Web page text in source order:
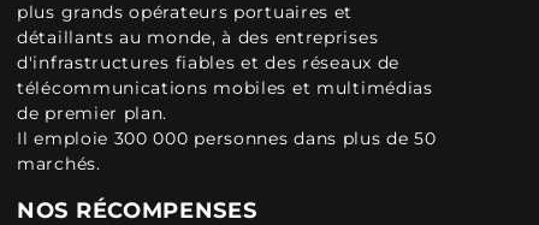
plus grands opérateurs portuaires et
détaillants au monde, à des entreprises
d'infrastructures fiables et des réseaux de
télécommunications mobiles et multimédias
de premier plan.
Il emploie 300 000 personnes dans plus de 50
marchés.
NOS RÉCOMPENSES